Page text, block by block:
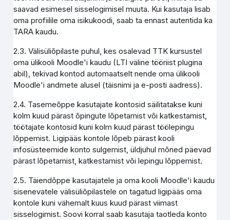
saavad esimesel sisselogimisel muuta. Kui kasutaja lisab
oma profiilile oma isikukoodi, saab ta ennast autentida ka
TARA kaudu.
2.3. Välisüliõpilaste puhul, kes osalevad TTK kursustel
oma ülikooli Moodle'i kaudu (LTI väline tööriist plugina
abil), tekivad kontod automaatselt nende oma ülikooli
Moodle'i andmete alusel (täisnimi ja e-posti aadress).
2.4. Tasemeõppe kasutajate kontosid säilitatakse kuni
kolm kuud pärast õpingute lõpetamist või katkestamist,
töötajate kontosid kuni kolm kuud pärast töölepingu
lõppemist. Ligipääs kontole lõpeb pärast kooli
infosüsteemide konto sulgemist, üldjuhul mõned päevad
pärast lõpetamist, katkestamist või lepingu lõppemist.
2.5. Täiendõppe kasutajatele ja oma kooli Moodle'i kaudu
sisenevatele välisüliõpilastele on tagatud ligipääs oma
kontole kuni vähemalt kuus kuud pärast viimast
sisselogimist. Soovi korral saab kasutaja taotleda konto